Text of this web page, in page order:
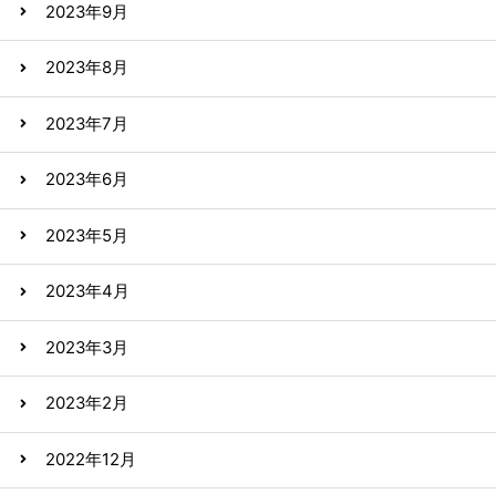
2023年9月
2023年8月
2023年7月
2023年6月
2023年5月
2023年4月
2023年3月
2023年2月
2022年12月